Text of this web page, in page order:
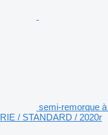
semi-remorque
/ STANDARD / 2020r